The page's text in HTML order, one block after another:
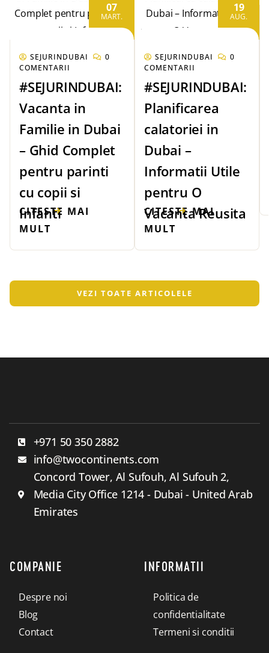
07
MART.
SEJURINDUBAI
0
COMENTARII
#SEJURINDUBAI:
Vacanta in
Familie in Dubai
– Ghid Complet
pentru parinti
cu copii si
Infanti
CITESTE MAI
MULT
19
AUG.
SEJURINDUBAI
0
COMENTARII
#SEJURINDUBAI:
Planificarea
calatoriei in
Dubai –
Informatii Utile
pentru O
Vacanta Reusita
CITESTE MAI
MULT
VEZI TOATE ARTICOLELE
+971 50 350 2882
info@twocontinents.com
Concord Tower, Al Sufouh, Al Sufouh 2,
Media City Office 1214 - Dubai - United Arab
Emirates
COMPANIE
Despre noi
Blog
Contact
INFORMATII
Politica de
confidentialitate
Termeni si conditii